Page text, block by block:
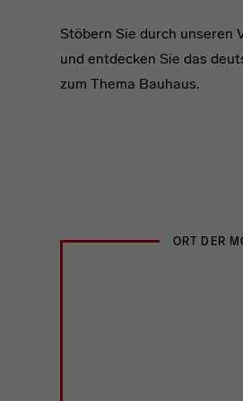
Stöbern Sie durch unseren
und entdecken Sie das
zum Thema Bauhaus.
ORT DER